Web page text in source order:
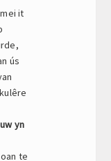
it
ús
yn
te